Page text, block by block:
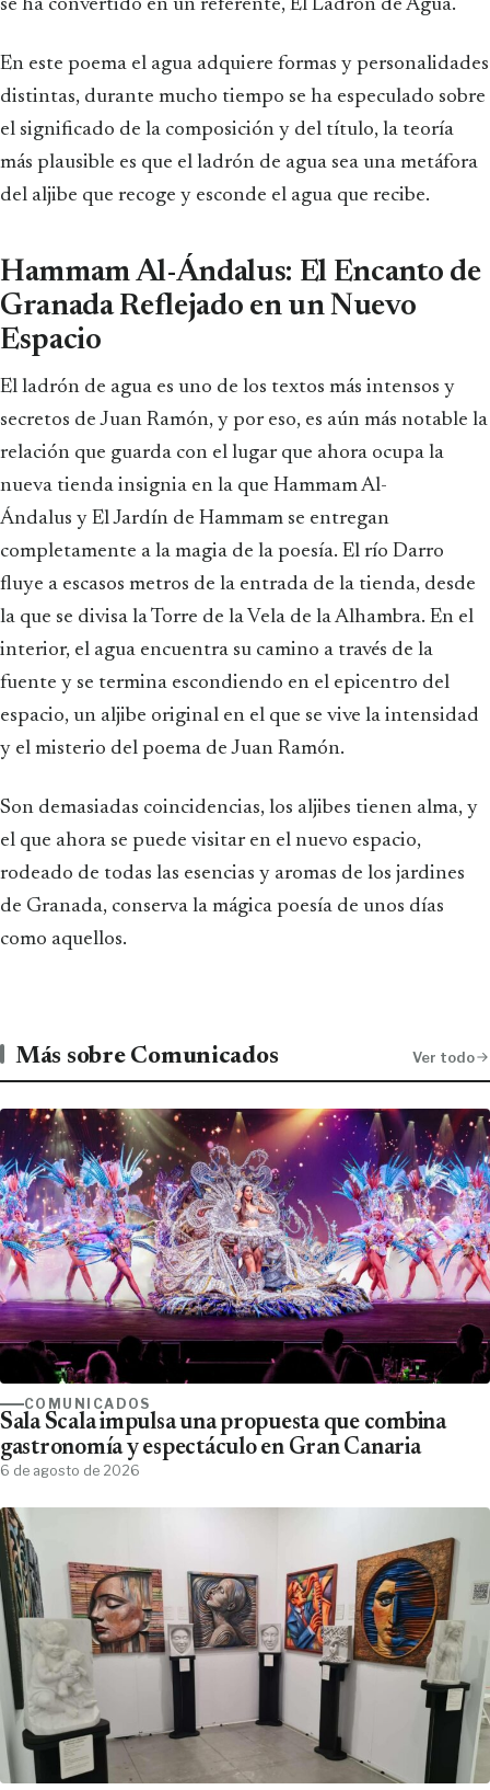
se ha convertido en un referente, El Ladrón de Agua.
En este poema el agua adquiere formas y personalidades
distintas, durante mucho tiempo se ha especulado sobre
el significado de la composición y del título, la teoría
más plausible es que el ladrón de agua sea una metáfora
del aljibe que recoge y esconde el agua que recibe.
Hammam Al-Ándalus: El Encanto de
Granada Reflejado en un Nuevo
Espacio
El ladrón de agua es uno de los textos más intensos y
secretos de Juan Ramón, y por eso, es aún más notable la
relación que guarda con el lugar que ahora ocupa la
nueva tienda insignia en la que Hammam Al-
Ándalus y El Jardín de Hammam se entregan
completamente a la magia de la poesía. El río Darro
fluye a escasos metros de la entrada de la tienda, desde
la que se divisa la Torre de la Vela de la Alhambra. En el
interior, el agua encuentra su camino a través de la
fuente y se termina escondiendo en el epicentro del
espacio, un aljibe original en el que se vive la intensidad
y el misterio del poema de Juan Ramón.
Son demasiadas coincidencias, los aljibes tienen alma, y
el que ahora se puede visitar en el nuevo espacio,
rodeado de todas las esencias y aromas de los jardines
de Granada, conserva la mágica poesía de unos días
como aquellos.
Más sobre Comunicados Ver todo
COMUNICADOS
Sala Scala impulsa una propuesta que combina
gastronomía y espectáculo en Gran Canaria
6 de agosto de 2026